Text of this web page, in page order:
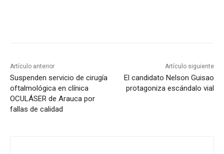
Artículo anterior
Suspenden servicio de cirugía
oftalmológica en clínica
OCULÁSER de Arauca por
fallas de calidad
Artículo siguiente
El candidato Nelson Guisao
protagoniza escándalo vial